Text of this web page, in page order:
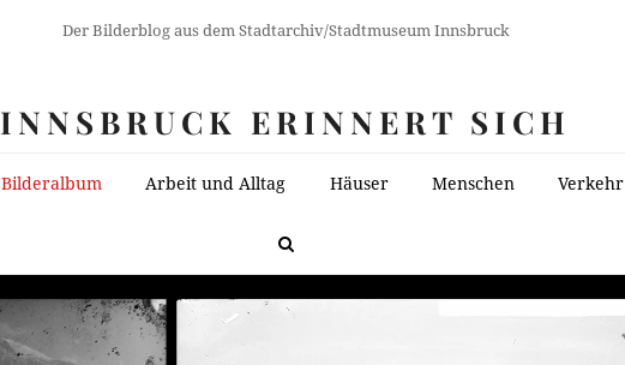
Der Bilderblog aus dem Stadtarchiv/Stadtmuseum Innsbruck
INNSBRUCK ERINNERT SICH
Bilderalbum Arbeit und Alltag Häuser Menschen Verkehr